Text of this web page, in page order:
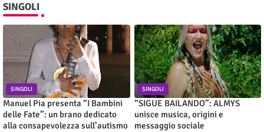
SINGOLI
SINGOLI
Manuel Pia presenta “I Bambini
delle Fate”: un brano dedicato
alla consapevolezza sull’autismo
SINGOLI
“SIGUE BAILANDO”: ALMYS
unisce musica, origini e
messaggio sociale